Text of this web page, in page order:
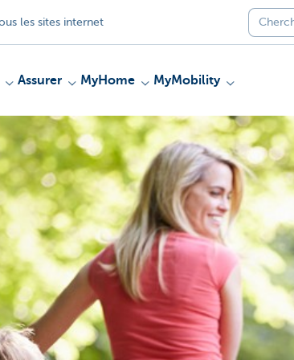
les sites internet
Assurer MyHome MyMobility